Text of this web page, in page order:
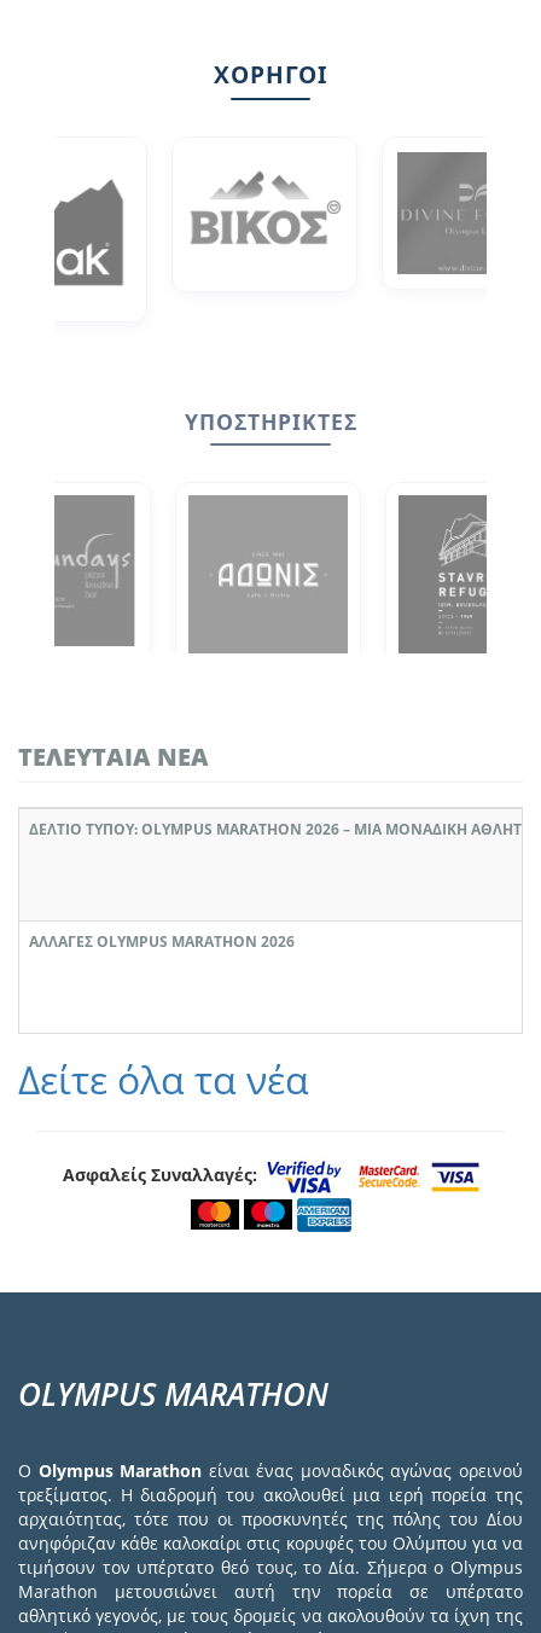
ΤΕΛΕΥΤΑΊΑ ΝΈΑ
ΔΕΛΤΙΟ ΤΥΠΟΥ: OLYMPUS MARATHON 2026 – ΜΙΑ ΜΟΝΑΔΙΚΉ
ΑΛΛΑΓΈΣ OLYMPUS MARATHON 2026
Δείτε όλα τα νέα
Ασφαλείς Συναλλαγές:
OLYMPUS MARATHON
Ο Olympus Marathon είναι ένας μοναδικός αγώνας ορεινού
τρεξίματος. Η διαδρομή του ακολουθεί μια ιερή πορεία της
αρχαιότητας, τότε που οι προσκυνητές της πόλης του Δίου
ανηφόριζαν κάθε καλοκαίρι στις κορυφές του Ολύμπου για να
τιμήσουν τον υπέρτατο θεό τους, το Δία. Σήμερα ο Olympus
Marathon μετουσιώνει αυτή την πορεία σε υπέρτατο
αθλητικό γεγονός, με τους δρομείς να ακολουθούν τα ίχνη της